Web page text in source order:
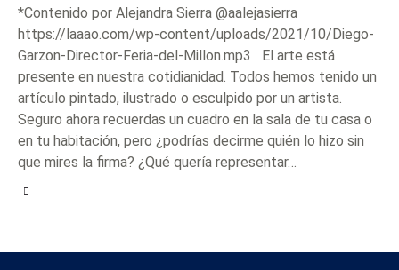
*Contenido por Alejandra Sierra @aalejasierra
https://laaao.com/wp-content/uploads/2021/10/Diego-
Garzon-Director-Feria-del-Millon.mp3 El arte está
presente en nuestra cotidianidad. Todos hemos tenido un
artículo pintado, ilustrado o esculpido por un artista.
Seguro ahora recuerdas un cuadro en la sala de tu casa o
en tu habitación, pero ¿podrías decirme quién lo hizo sin
que mires la firma? ¿Qué quería representar…